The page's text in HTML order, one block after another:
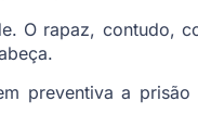
O rapaz, contudo,
preventiva a